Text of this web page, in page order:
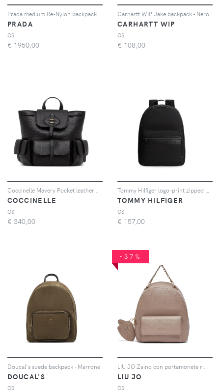
PRADA
OS
€ 1950,00
Carhartt WIP Jake backpack - Nero
CARHARTT WIP
OS
€ 108,00
COCCINELLE
OS
€ 340,00
TOMMY HILFIGER
OS
€ 157,00
Doucal's suede backpack - Marrone
DOUCAL'S
OS
-37%
LIU JO
OS